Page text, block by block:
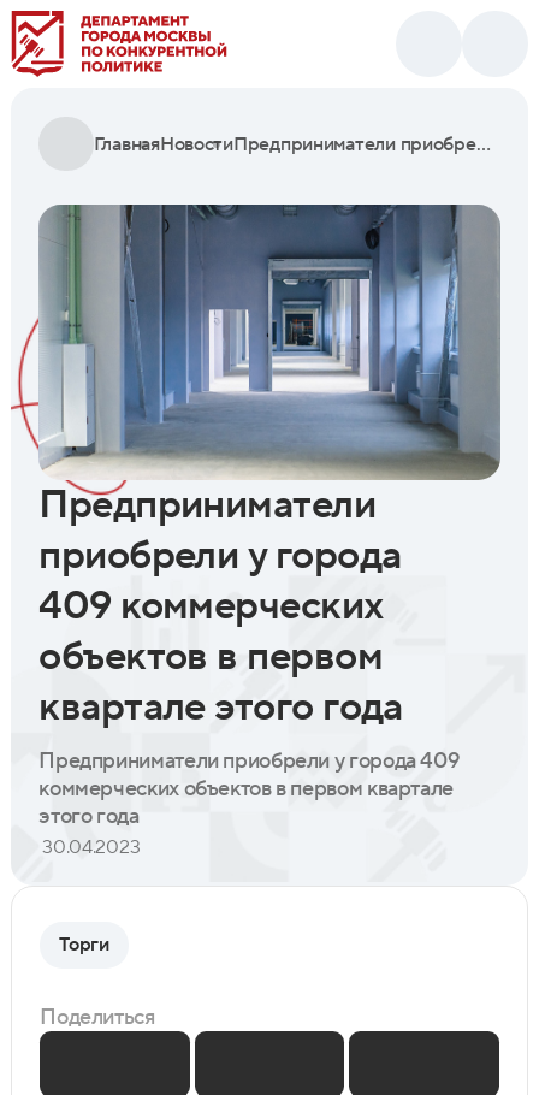
ГлавнаяНовости Предприниматели приобрели у города 409 коммерческих объектов в первом квартале этого года
Предприниматели
приобрели у города
409 коммерческих
объектов в первом
квартале этого года
Предприниматели приобрели у города 409
коммерческих объектов в первом квартале
этого года
30.04.2023
Торги
Поделиться